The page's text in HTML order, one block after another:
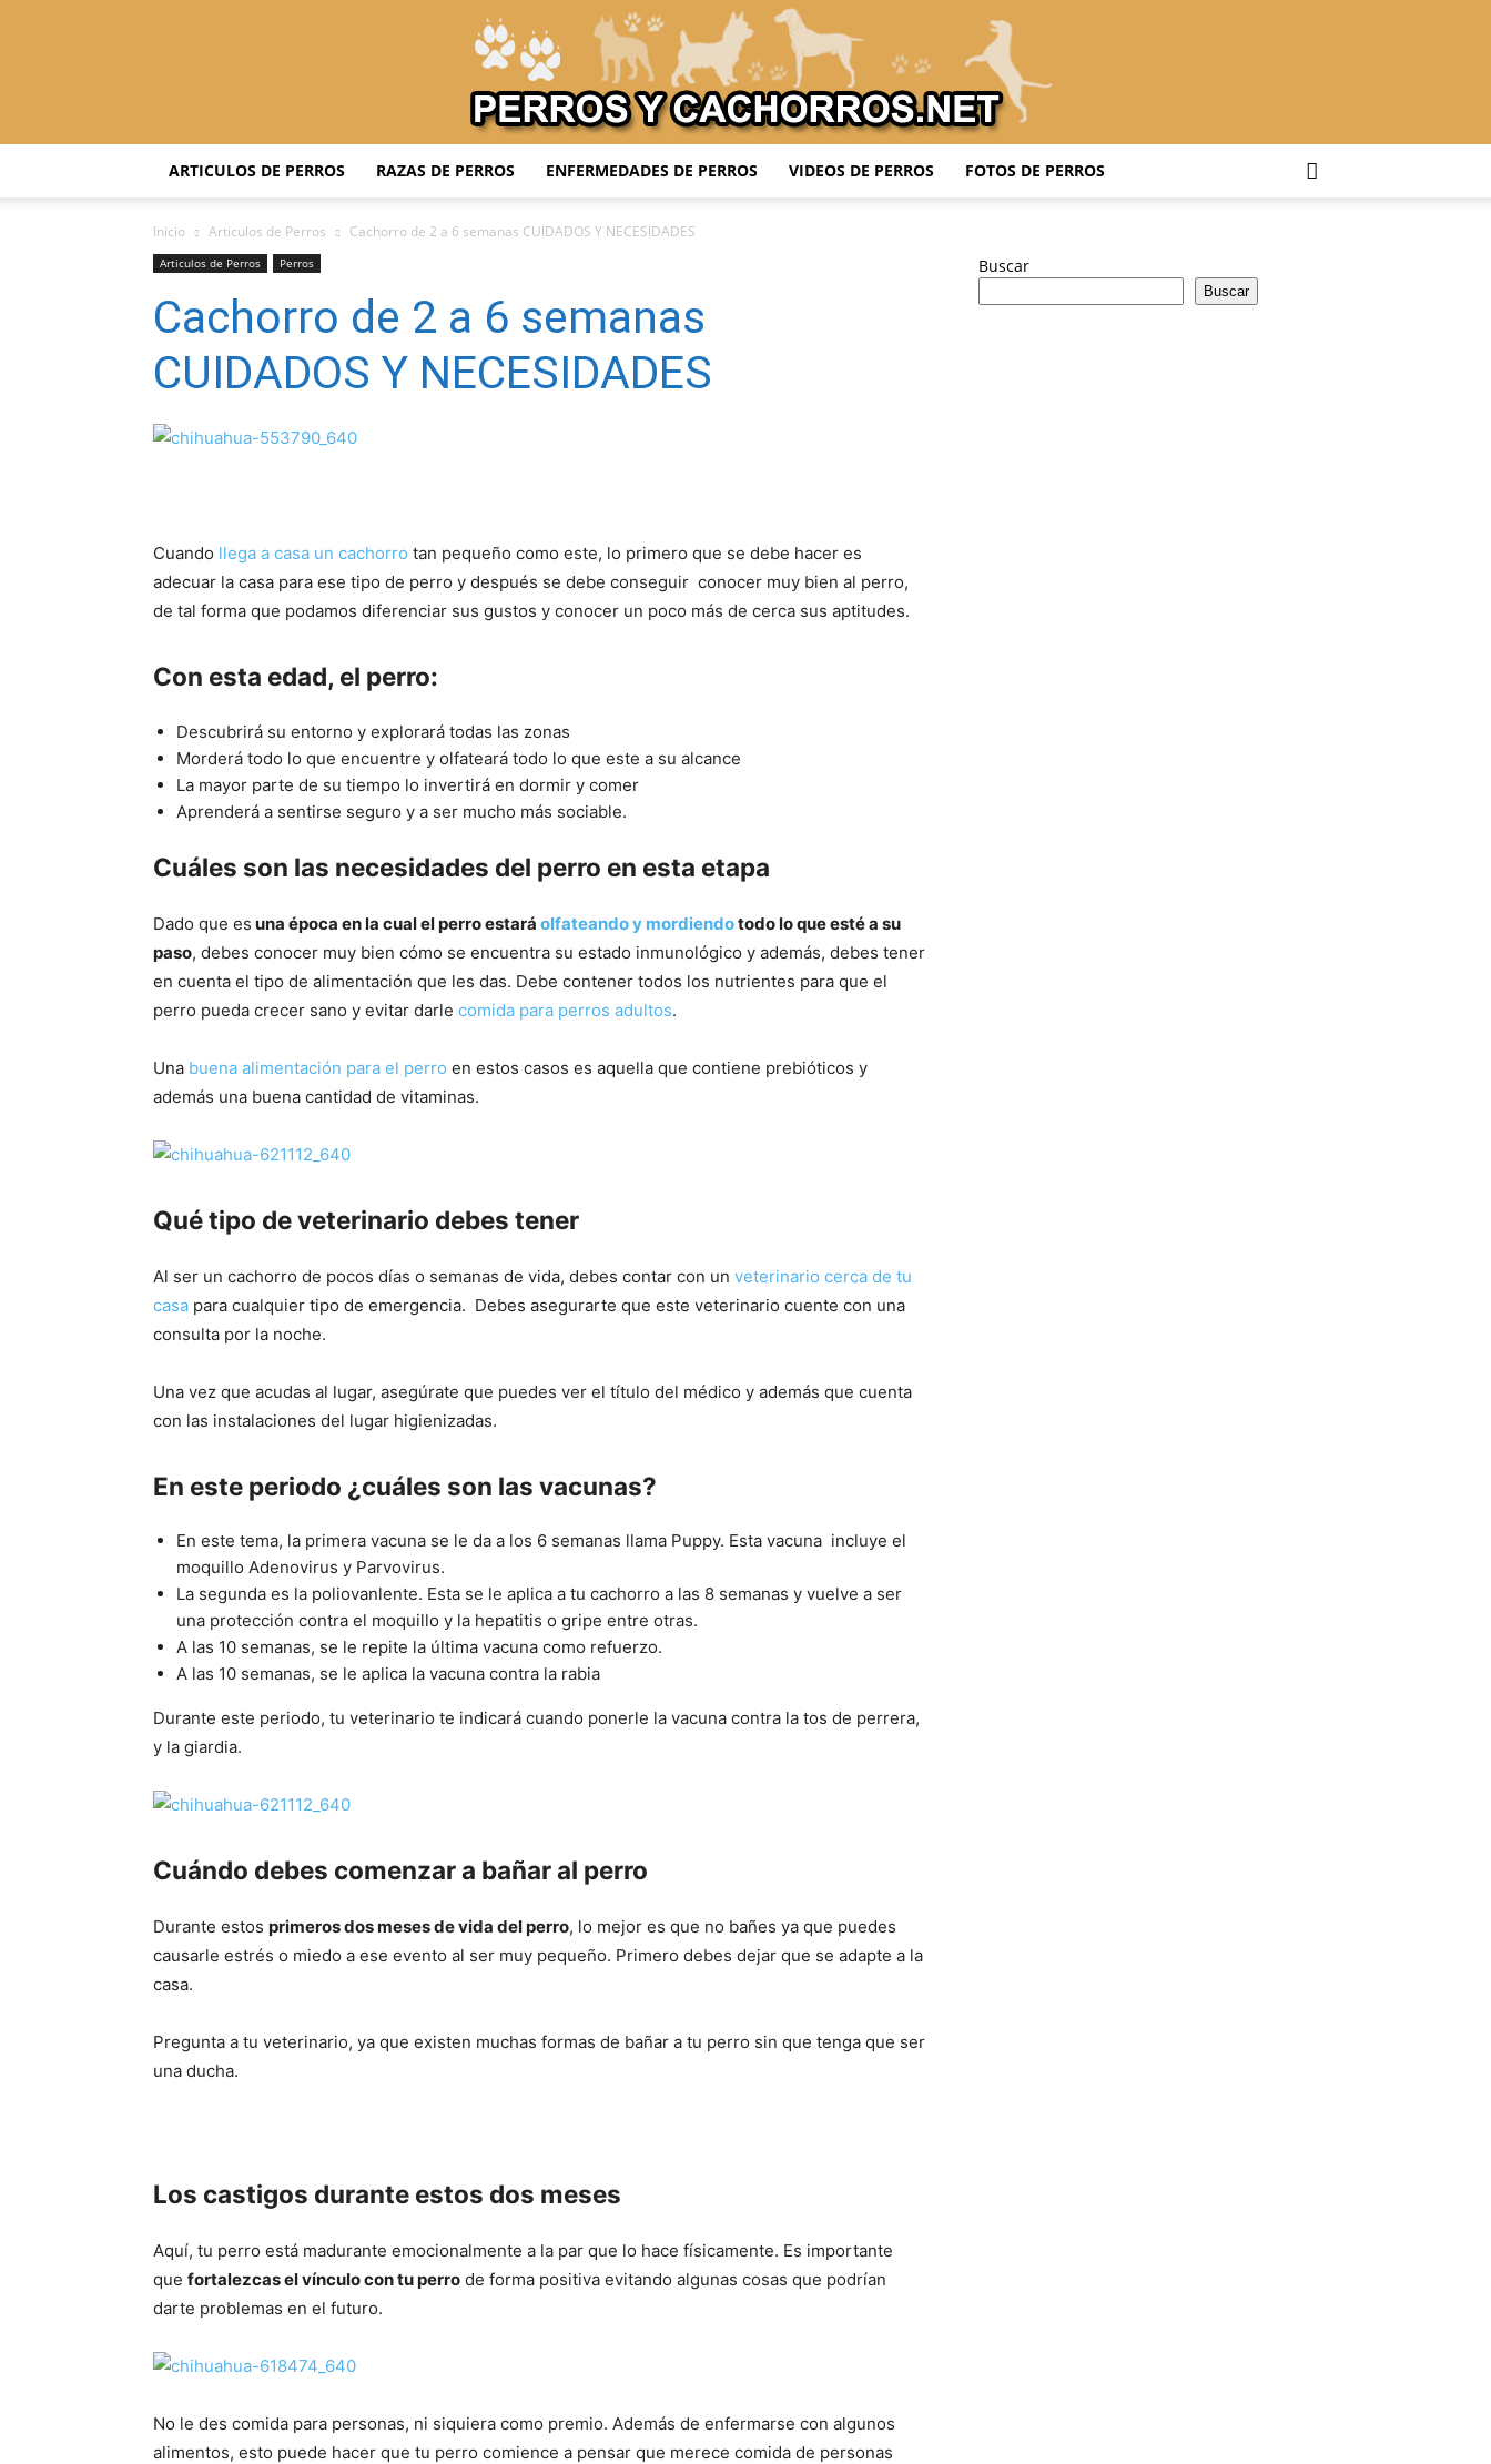
Perros
–
ARTICULOS DE PERROS RAZAS DE PERROS ENFERMEDADES DE PERROS VIDEOS DE PERROS FOTOS DE PERROS
Inicio Articulos de Perros Cachorro de 2 a 6 semanas CUIDADOS Y NECESIDADES
Articulos de Perros Perros
Cachorro de 2 a 6 semanas
CUIDADOS Y NECESIDADES
Cuando llega a casa un cachorro tan pequeño como este, lo primero que se debe hacer es
adecuar la casa para ese tipo de perro y después se debe conseguir conocer muy bien al perro,
de tal forma que podamos diferenciar sus gustos y conocer un poco más de cerca sus aptitudes.
Con esta edad, el perro:
Descubrirá su entorno y explorará todas las zonas
Morderá todo lo que encuentre y olfateará todo lo que este a su alcance
La mayor parte de su tiempo lo invertirá en dormir y comer
Aprenderá a sentirse seguro y a ser mucho más sociable.
Cuáles son las necesidades del perro en esta etapa
Dado que es una época en la cual el perro estará olfateando y mordiendotodo lo que esté a su
paso, debes conocer muy bien cómo se encuentra su estado inmunológico y además, debes tener
en cuenta el tipo de alimentación que les das. Debe contener todos los nutrientes para que el
perro pueda crecer sano y evitar darle comida para perros adultos.
Una buena alimentación para el perro en estos casos es aquella que contiene prebióticos y
además una buena cantidad de vitaminas.
Qué tipo de veterinario debes tener
Al ser un cachorro de pocos días o semanas de vida, debes contar con un veterinario cerca de tu
casa para cualquier tipo de emergencia. Debes asegurarte que este veterinario cuente con una
consulta por la noche.
Una vez que acudas al lugar, asegúrate que puedes ver el título del médico y además que cuenta
con las instalaciones del lugar higienizadas.
En este periodo ¿cuáles son las vacunas?
En este tema, la primera vacuna se le da a los 6 semanas llama Puppy. Esta vacuna incluye el
moquillo Adenovirus y Parvovirus.
La segunda es la poliovanlente. Esta se le aplica a tu cachorro a las 8 semanas y vuelve a ser
una protección contra el moquillo y la hepatitis o gripe entre otras.
A las 10 semanas, se le repite la última vacuna como refuerzo.
A las 10 semanas, se le aplica la vacuna contra la rabia
Durante este periodo, tu veterinario te indicará cuando ponerle la vacuna contra la tos de perrera,
y la giardia.
Cuándo debes comenzar a bañar al perro
Durante estos primeros dos meses de vida del perro, lo mejor es que no bañes ya que puedes
causarle estrés o miedo a ese evento al ser muy pequeño. Primero debes dejar que se adapte a la
casa.
Pregunta a tu veterinario, ya que existen muchas formas de bañar a tu perro sin que tenga que ser
una ducha.
Los castigos durante estos dos meses
Aquí, tu perro está madurante emocionalmente a la par que lo hace físicamente. Es importante
que fortalezcas el vínculo con tu perro de forma positiva evitando algunas cosas que podrían
darte problemas en el futuro.
No le des comida para personas, ni siquiera como premio. Además de enfermarse con algunos
alimentos, esto puede hacer que tu perro comience a pensar que merece comida de personas
Buscar
Buscar